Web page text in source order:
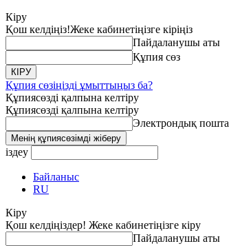
Кіру
Қош келдіңіз!Жеке кабинетіңізге кіріңіз
Пайдаланушы аты
Құпия сөз
Құпия сөзіңізді ұмыттыңыз ба?
Құпиясөзді қалпына келтіру
Құпиясөзді қалпына келтіру
Электрондық пошта
іздеу
Байланыс
RU
Кіру
Қош келдіңіздер! Жеке кабинетіңізге кіру
Пайдаланушы аты